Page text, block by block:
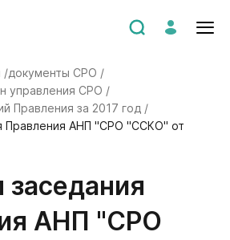
/документы СРО /
управления СРО /
Правления за 2017 год /
Правления АНП "СРО "ССКО" от
АНП "СРО